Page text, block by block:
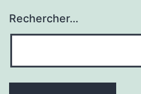
Rechercher…